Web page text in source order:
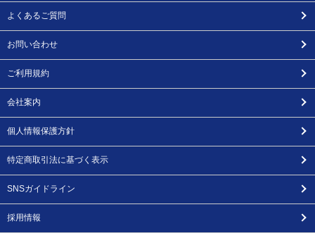
よくあるご質問
お問い合わせ
ご利用規約
会社案内
個人情報保護方針
特定商取引法に基づく表示
SNSガイドライン
採用情報